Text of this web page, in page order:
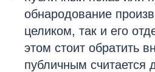
обнародование
целиком, так и его
этом стоит обратить
публичным считается